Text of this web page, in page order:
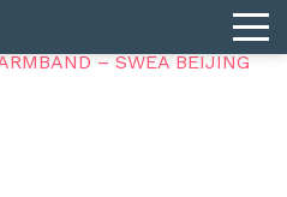
– SWEA BEIJING